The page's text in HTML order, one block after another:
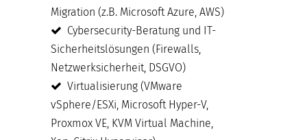
Migration (z.B. Microsoft Azure, AWS)
Cybersecurity-Beratung und IT-
Sicherheitslösungen (Firewalls,
Netzwerksicherheit, DSGVO)
Virtualisierung (VMware
vSphere/ESXi, Microsoft Hyper-V,
Proxmox VE, KVM Virtual Machine,